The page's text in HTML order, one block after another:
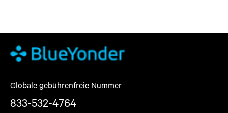
Globale gebührenfreie Nummer
833-532-4764